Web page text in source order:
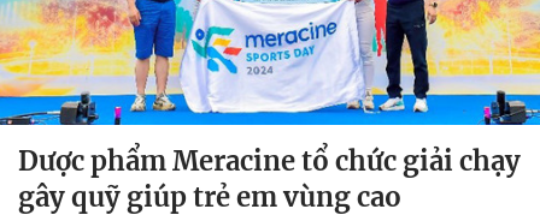
Dược phẩm Meracine tổ chức giải chạy
gây quỹ giúp trẻ em vùng cao